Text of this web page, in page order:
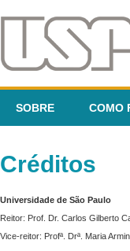
SOBRE COMO
Créditos
Universidade de São Paulo
Reitor: Prof. Dr. Carlos Gilberto
Vice-reitor: Profª. Drª. Maria